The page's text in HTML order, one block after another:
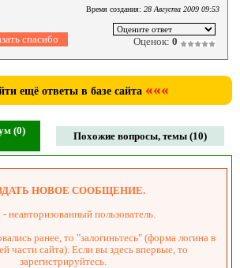
Время создания: 28 Августа 2009 09:53
Оценок: 0
ещё ответы в базе сайта «««
(0) Похожие вопросы, темы (10)
НОВОЕ СООБЩЕНИЕ.
неавторизованный пользователь.
ранее, то "залогиньтесь" (форма логина в
части сайта). Если вы здесь впервые, то
зарегистрируйтесь.